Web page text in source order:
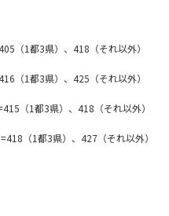
（1都3県）、418（それ以外）
（1都3県）、425（それ以外）
（1都3県）、418（それ以外）
（1都3県）、427（それ以外）